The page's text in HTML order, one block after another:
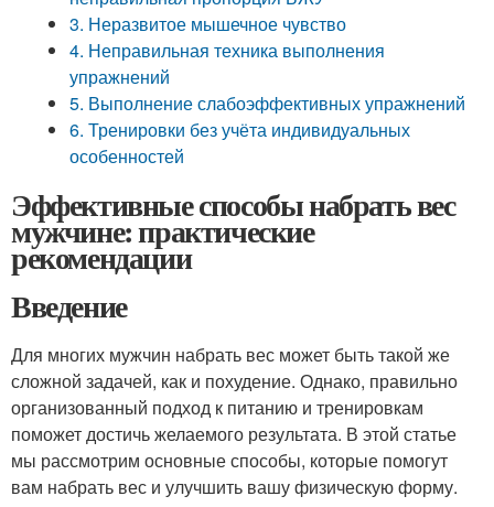
3. Неразвитое мышечное чувство
4. Неправильная техника выполнения
упражнений
5. Выполнение слабоэффективных упражнений
6. Тренировки без учёта индивидуальных
особенностей
Эффективные способы набрать вес
мужчине: практические
рекомендации
Введение
Для многих мужчин набрать вес может быть такой же
сложной задачей, как и похудение. Однако, правильно
организованный подход к питанию и тренировкам
поможет достичь желаемого результата. В этой статье
мы рассмотрим основные способы, которые помогут
вам набрать вес и улучшить вашу физическую форму.